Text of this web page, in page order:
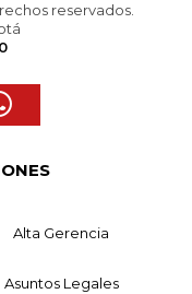
reservados.
Alta Gerencia
Asuntos Legales